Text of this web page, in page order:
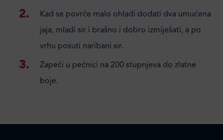
Kad se povrće malo ohladi dodati dva umućena
jaja, mladi sir i brašno i dobro izmiješati, a po
vrhu posuti naribani sir.
Zapeći u pećnici na 200 stupnjeva do zlatne
boje.